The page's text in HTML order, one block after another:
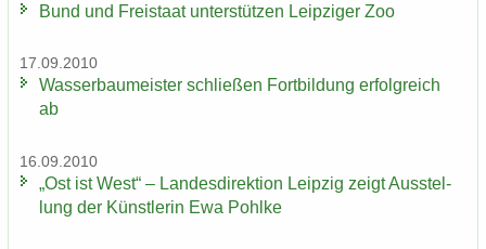
Bund und Frei­staat un­ter­stüt­zen Leip­zi­ger Zoo
17.09.2010
Was­ser­bau­meis­ter schlie­ßen Fort­bil­dung er­folg­reich
ab
16.09.2010
„Ost ist West“ – Lan­des­di­rek­ti­on Leip­zig zeigt Aus­stel­
lung der Künst­le­rin Ewa Pohl­ke